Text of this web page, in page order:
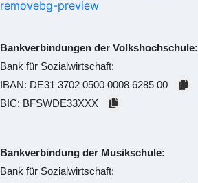
Bankverbindungen der Volkshochschule:
Bank für Sozialwirtschaft:
IBAN: DE31 3702 0500 0008 6285 00
BIC: BFSWDE33XXX
Bankverbindung der Musikschule:
Bank für Sozialwirtschaft: